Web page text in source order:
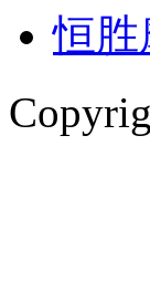
恒胜